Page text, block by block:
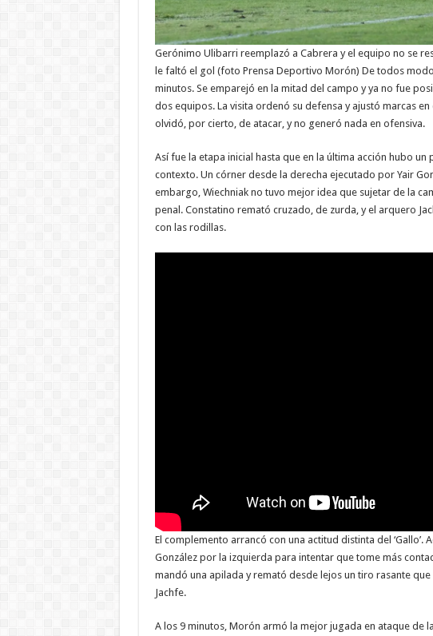
Gerónimo Ulibarri reemplazó a Cabrera y el equipo no se
le faltó el gol (foto Prensa Deportivo Morón) De todos
minutos. Se emparejó en la mitad del campo y ya no fue
dos equipos. La visita ordenó su defensa y ajustó marcas
olvidó, por cierto, de atacar, y no generó nada en ofensiva.
Así fue la etapa inicial hasta que en la última acción hubo
contexto. Un córner desde la derecha ejecutado por Yair
embargo, Wiechniak no tuvo mejor idea que sujetar de la
penal. Constatino remató cruzado, de zurda, y el arquero
con las rodillas.
El complemento arrancó con una actitud distinta del ‘Gallo’.
González por la izquierda para intentar que tome más
mandó una apilada y remató desde lejos un tiro rasante
Jachfe.
A los 9 minutos, Morón armó la mejor jugada en ataque de